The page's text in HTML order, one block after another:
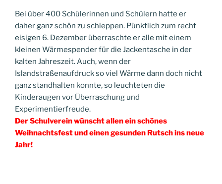
Bei über 400 Schülerinnen und Schülern hatte er
daher ganz schön zu schleppen. Pünktlich zum recht
eisigen 6. Dezember überraschte er alle mit einem
kleinen Wärmespender für die Jackentasche in der
kalten Jahreszeit. Auch, wenn der
Islandstraßenaufdruck so viel Wärme dann doch nicht
ganz standhalten konnte, so leuchteten die
Kinderaugen vor Überraschung und
Experimentierfreude.
Der Schulverein wünscht allen ein schönes
Weihnachtsfest und einen gesunden Rutsch ins neue
Jahr!